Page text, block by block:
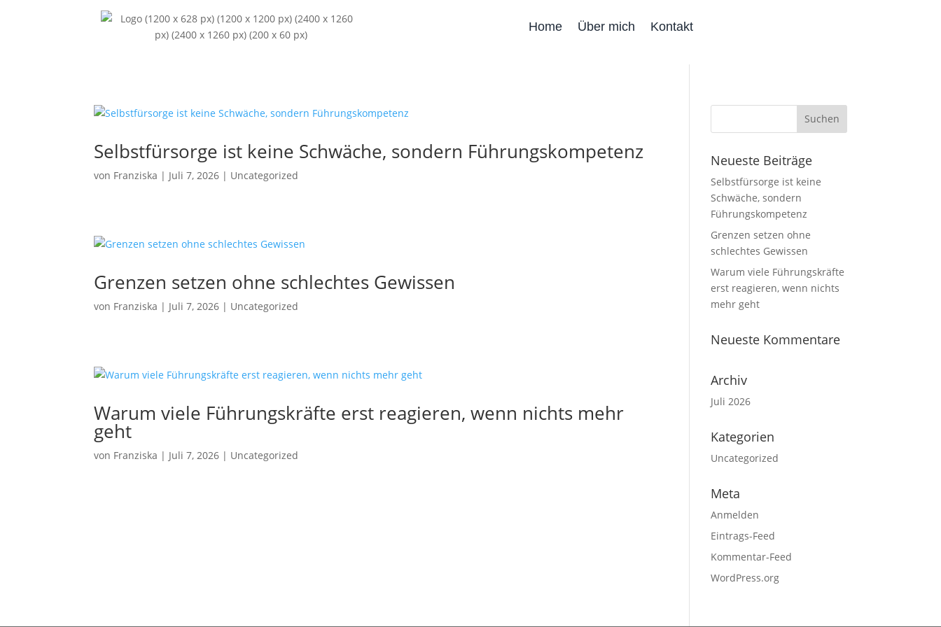
Home Über mich Kontakt
Selbstfürsorge ist keine Schwäche, sondern Führungskompetenz
von Franziska | Juli 7, 2026 | Uncategorized
Grenzen setzen ohne schlechtes Gewissen
von Franziska | Juli 7, 2026 | Uncategorized
Warum viele Führungskräfte erst reagieren, wenn nichts mehr
geht
von Franziska | Juli 7, 2026 | Uncategorized
Neueste Beiträge
Selbstfürsorge ist keine
Schwäche, sondern
Führungskompetenz
Grenzen setzen ohne
schlechtes Gewissen
Warum viele Führungskräfte
erst reagieren, wenn nichts
mehr geht
Neueste Kommentare
Archiv
Juli 2026
Kategorien
Uncategorized
Meta
Anmelden
Eintrags-Feed
Kommentar-Feed
WordPress.org